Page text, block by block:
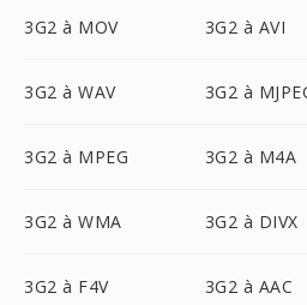
3G2 à MOV 3G2 à AVI
3G2 à WAV 3G2 à
3G2 à MPEG 3G2 à M4A
3G2 à WMA 3G2 à DIVX
3G2 à F4V 3G2 à AAC